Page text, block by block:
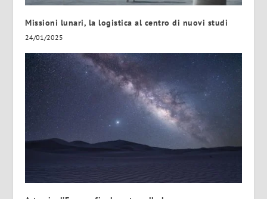
Missioni lunari, la logistica al centro di nuovi studi
24/01/2025